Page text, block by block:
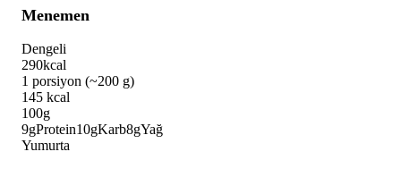
Menemen
Dengeli
290kcal
1 porsiyon (~200 g)
145 kcal
100g
9gProtein10gKarb8gYağ
Yumurta